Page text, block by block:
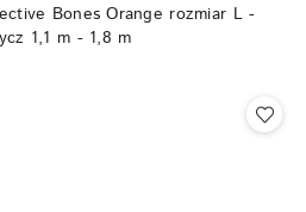
Bones Orange rozmiar L -
1,1 m - 1,8 m